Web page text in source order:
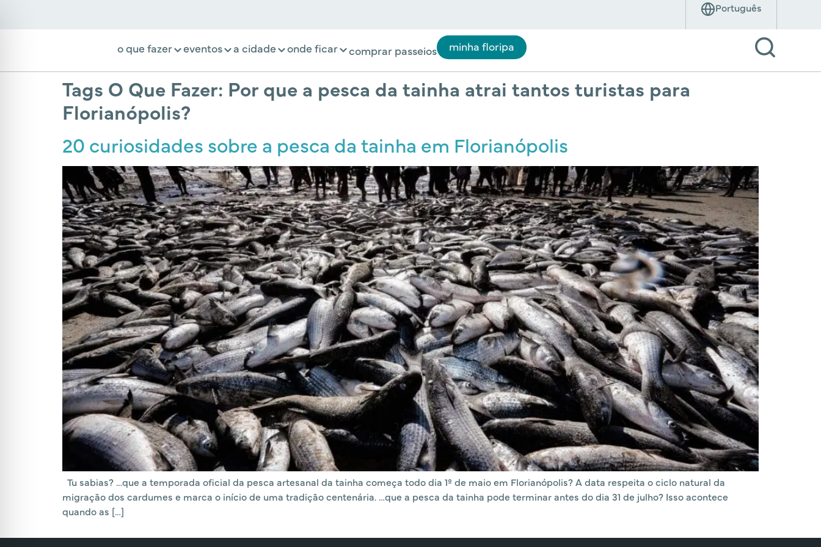
o que fazer eventos a cidade onde ficar comprar passeios minha floripa
Tags O Que Fazer: Por que a pesca da tainha atrai tantos turistas para
Florianópolis?
20 curiosidades sobre a pesca da tainha em Florianópolis
Tu sabias? …que a temporada oficial da pesca artesanal da tainha começa todo dia 1º de maio em Florianópolis? A data respeita o ciclo natural da
migração dos cardumes e marca o início de uma tradição centenária. …que a pesca da tainha pode terminar antes do dia 31 de julho? Isso acontece
quando as […]